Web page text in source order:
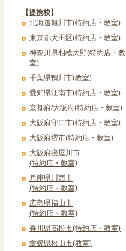
【提携校】
北海道旭川市(特約店・教室)
東京都大田区(特約店・教室)
神奈川県相模大野(特約店・教
室)
千葉県鴨川市(教室)
愛知県江南市(特約店・教室)
京都府/大阪府(特約店・教室)
大阪府守口市(特約店・教室)
大阪府堺市(特約店・教室)
大阪府寝屋川市
(特約店・教室)
兵庫県川西市
(特約店・教室)
広島県福山市
(特約店・教室)
香川県高松市(特約店・教室)
愛媛県松山市(教室)